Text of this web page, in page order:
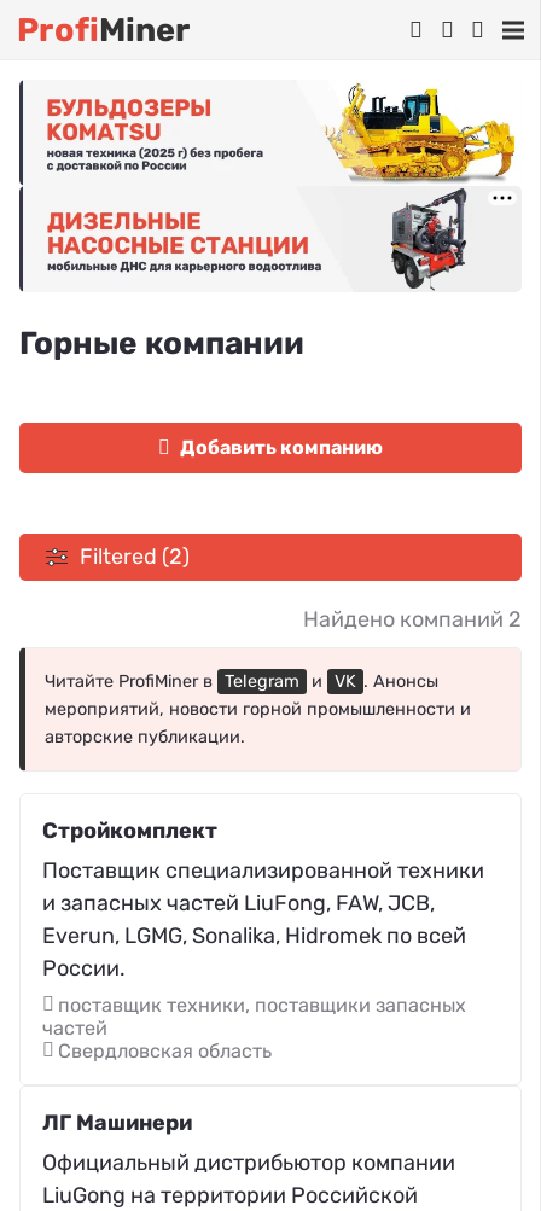
ProfiMiner
Горные компании
Добавить компанию
Filtered (2)
Найдено компаний 2
Читайте ProfiMiner в Telegram и VK . Анонсы
мероприятий, новости горной промышленности и
авторские публикации.
Стройкомплект
Поставщик специализированной техники
и запасных частей LiuFong, FAW, JCB,
Everun, LGMG, Sonalika, Hidromek по всей
России.
поставщик техники, поставщики запасных
частей
Свердловская область
ЛГ Машинери
Официальный дистрибьютор компании
LiuGong на территории Российской